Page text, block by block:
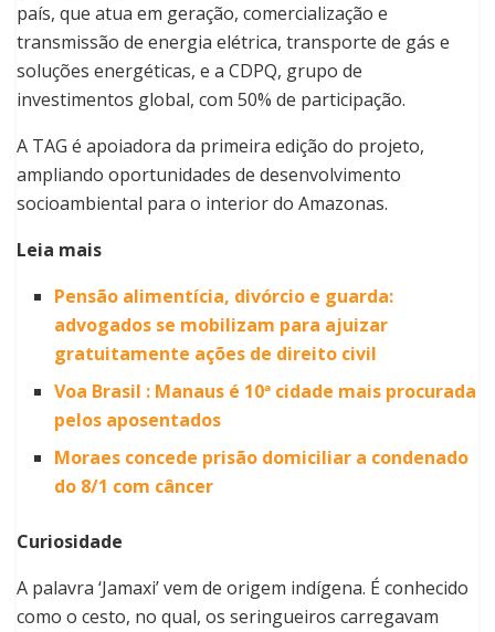
país, que atua em geração, comercialização e
transmissão de energia elétrica, transporte de gás e
soluções energéticas, e a CDPQ, grupo de
investimentos global, com 50% de participação.
A TAG é apoiadora da primeira edição do projeto,
ampliando oportunidades de desenvolvimento
socioambiental para o interior do Amazonas.
Leia mais
Pensão alimentícia, divórcio e guarda:
advogados se mobilizam para ajuizar
gratuitamente ações de direito civil
Voa Brasil : Manaus é 10ª cidade mais procurada
pelos aposentados
Moraes concede prisão domiciliar a condenado
do 8/1 com câncer
Curiosidade
A palavra ‘Jamaxi’ vem de origem indígena. É conhecido
como o cesto, no qual, os seringueiros carregavam